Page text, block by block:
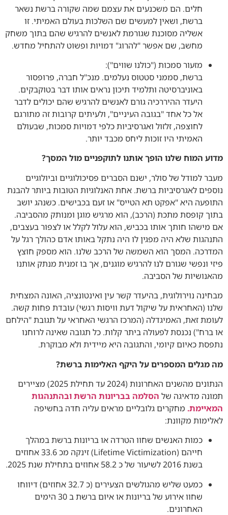
חלים. הם משכנעים את עצמם שמה שקורה ברשת נשאר
ברשת, ושאין למעשים שם השלכות בעולם האמיתי. זו
אשליה מסוכנת שגורמת לאנשים להרגיש שהם בתוך משחק
מחשב, שם אפשר "להרוג" דמויות ופשוט להתחיל מחדש.
מזעור סמכות ("כולנו שווים"):
ברשת, סממני סטטוס נעלמים. מנכ"ל חברה, פרופסור
באוניברסיטה ותלמיד תיכון נראים אותו דבר בטוקבקים.
היעדר ההיררכיה גורם לאנשים להרגיש שהם יכולים לדבר
אל כל אחד "בגובה העיניים", ולעיתים קרובות זה מתורגם
לחוצפה, זלזול ואגרסיביות כלפי דמויות סמכות, שבעולם
האמיתי היו זוכות ליחס מכבד יותר.
מדוע המוח שלנו הופך אותנו לתוקפניים מול המסך?
מעבר למודל של סולר, ישנם הסברים פסיכולוגיים וביולוגיים
נוספים לאגרסיביות ברשת. אחת האנלוגיות הטובות ביותר להבנת
התופעה היא "אפקט תא הטייס" או זעם בכבישים. כשנהג יושב
בתוך קופסת מתכת (הרכב), הוא מרגיש מוגן ומנותק מהסביבה.
אם מישהו חותך אותו בכביש, הוא עלול לקלל או לצפור בעצבים,
התנהגות שלא היה מפגין לו היה נתקל באותו אדם כהולך רגל על
המדרכה. המסך הוא השמשה של הרכב שלנו. הוא מספק חוצץ
פיזי ונפשי שגורם לנו להרגיש מוגנים, אך בו זמנית מנתק אותנו
מהאנושיות של הסביבה.
מבחינה נוירולוגית, בהיעדר קשר עין ואינטונציה, האונה המצחית
שלנו (האחראית על שיקול דעת וויסות רגשי) עובדת פחות קשה.
לעומת זאת, האמיגדלה (המרכז הרגשי האחראי על תגובת "הילחם
או ברח") נכנסת לפעולה ביתר קלות. כל תגובה שאינה לרוחנו
נתפסת כאיום קיומי, והתגובה היא מיידית ולא מבוקרת.
מה מגלים המספרים על היקף האלימות ברשת?
הנתונים מהשנים האחרונות (2024 עד תחילת 2025) מציירים
תמונה מדאיגה של הסלמה בבריונות הרשת ובהתנהגות
המאיימת. מחקרים גלובליים מראים עליה חדה בחשיפה
לאלימות מקוונת:
כמות האנשים שחוו הטרדה או בריונות ברשת במהלך
חייהם (Lifetime Victimization) זינקה מכ 33.6 אחוזים
בשנת 2016 לשיעור של כ 58.2 אחוזים בתחילת שנת 2025.
כמעט שליש מהגולשים הצעירים (כ 32.7 אחוזים) דיווחו
שחוו אירוע של בריונות או איום ברשת ב 30 הימים
האחרונים.